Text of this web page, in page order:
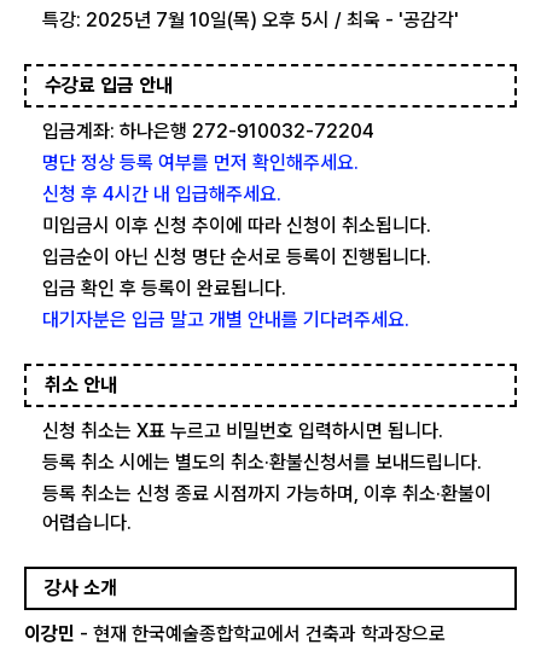
특강: 2025년 7월 10일(목) 오후 5시 / 최욱 - '공감각'
수강료 입금 안내
입금계좌: 하나은행 272-910032-72204
명단 정상 등록 여부를 먼저 확인해주세요.
신청 후 4시간 내 입급해주세요.
미입금시 이후 신청 추이에 따라 신청이 취소됩니다.
입금순이 아닌 신청 명단 순서로 등록이 진행됩니다.
입금 확인 후 등록이 완료됩니다.
대기자분은 입금 말고 개별 안내를 기다려주세요.
취소 안내
신청 취소는 X표 누르고 비밀번호 입력하시면 됩니다.
등록 취소 시에는 별도의 취소·환불신청서를 보내드립니다.
등록 취소는 신청 종료 시점까지 가능하며, 이후 취소·환불이
어렵습니다.
강사 소개
이강민 - 현재 한국예술종합학교에서 건축과 학과장으로